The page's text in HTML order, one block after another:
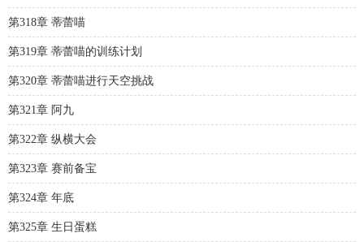
第318章 蒂蕾喵
第319章 蒂蕾喵的训练计划
第320章 蒂蕾喵进行天空挑战
第321章 阿九
第322章 纵横大会
第323章 赛前备宝
第324章 年底
第325章 生日蛋糕